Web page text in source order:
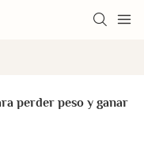
perder peso y ganar